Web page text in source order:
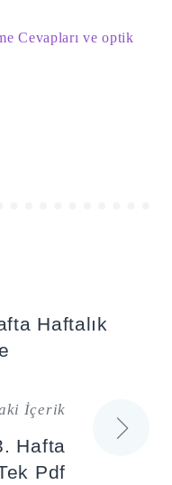
Cevapları ve optik
Haftalık
İçerik
Hafta
Pdf